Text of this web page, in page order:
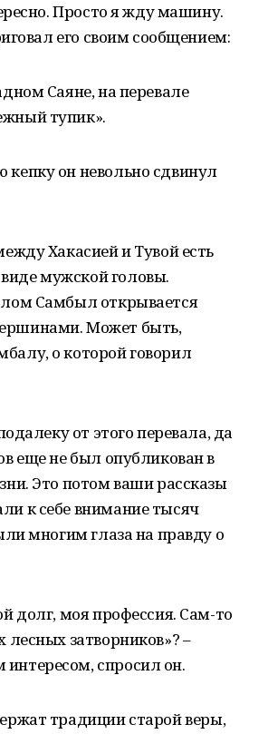
Просто я жду машину.
его своим сообщением:
Саяне, на перевале
тупик».
он невольно сдвинул
Хакасией и Тувой есть
мужской головы.
Самбыл открывается
Может быть,
о которой говорил
от этого перевала, да
еще не был опубликован в
Это потом ваши рассказы
к себе внимание тысяч
многим глаза на правду о
долг, моя профессия. Сам-то
затворников»? –
спросил он.
традиции старой веры,